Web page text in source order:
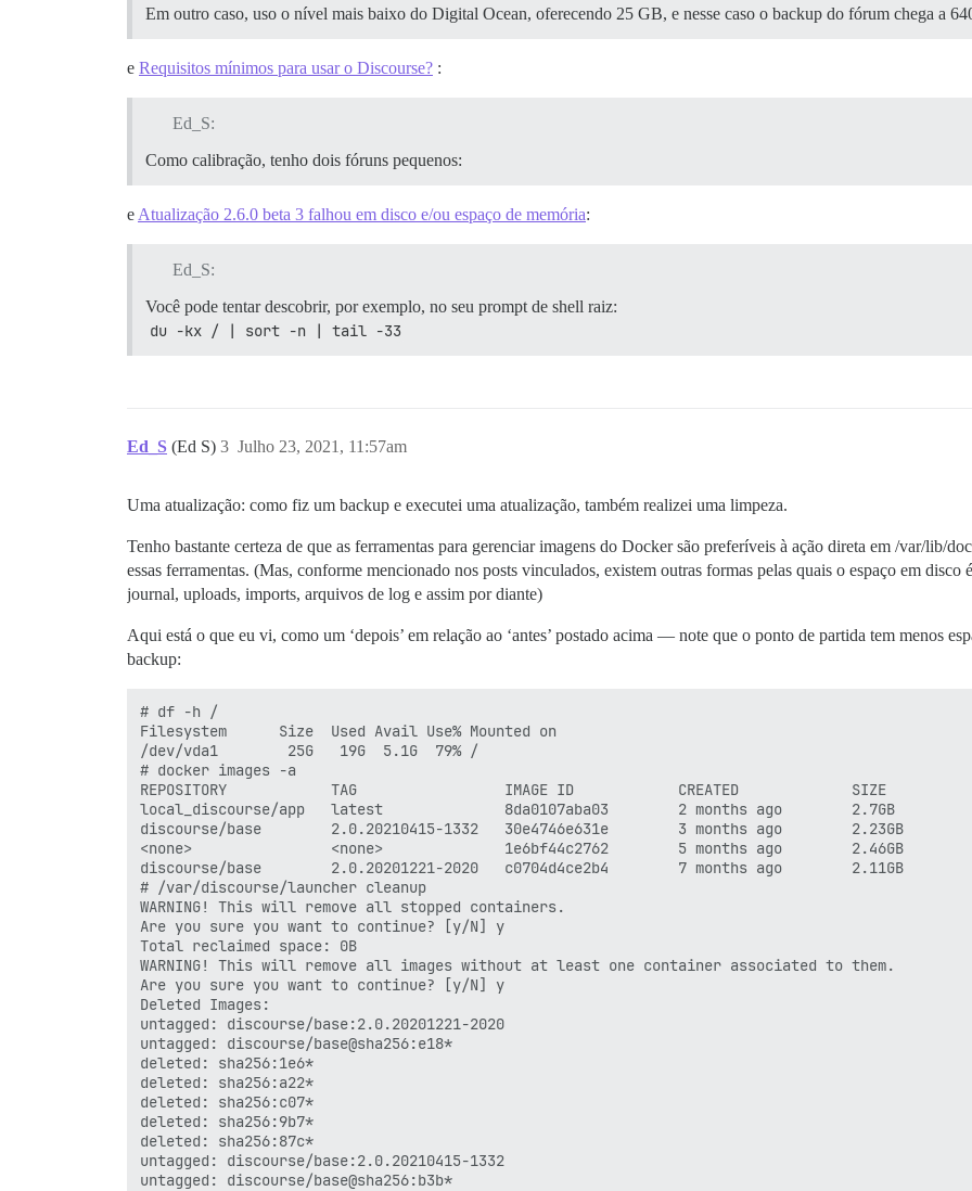
11G	total
# docker system df
Containers          1                   1                   1.059GB             0B (0%)
Build Cache         0                   0                   0B                  0B
Em outro caso, uso o nível mais baixo do Digital Ocean, oferecendo 25 GB, e nesse caso o backup do fórum chega a
e Requisitos mínimos para usar o Discourse? :
Ed_S:
Como calibração, tenho dois fóruns pequenos:
e Atualização 2.6.0 beta 3 falhou em disco e/ou espaço de memória:
Ed_S:
Você pode tentar descobrir, por exemplo, no seu prompt de shell raiz:
du -kx / | sort -n | tail -33
Ed_S (Ed S) Julho 23, 2021, 11:57am
3
Uma atualização: como fiz um backup e executei uma atualização, também realizei uma limpeza.
Tenho bastante certeza de que as ferramentas para gerenciar imagens do Docker são preferíveis à ação direta em /var/lib/
essas ferramentas. (Mas, conforme mencionado nos posts vinculados, existem outras formas pelas quais o espaço em
journal, uploads, imports, arquivos de log e assim por diante)
Aqui está o que eu vi, como um ‘depois’ em relação ao ‘antes’ postado acima — note que o ponto de partida tem menos
backup:
# df -h /
Filesystem      Size  Used Avail Use% Mounted on
/dev/vda1        25G   19G  5.1G  79% /
# docker images -a
REPOSITORY            TAG                 IMAGE ID            CREATED             SIZE
local_discourse/app   latest              8da0107aba03        2 months ago        2.7GB
discourse/base        2.0.20210415-1332   30e4746e631e        3 months ago        2.23GB
<none>                <none>              1e6bf44c2762        5 months ago        2.46GB
discourse/base        2.0.20201221-2020   c0704d4ce2b4        7 months ago        2.11GB
# /var/discourse/launcher cleanup
WARNING! This will remove all stopped containers.
Are you sure you want to continue? [y/N] y
Total reclaimed space: 0B
WARNING! This will remove all images without at least one container associated to them.
Are you sure you want to continue? [y/N] y
Deleted Images:
untagged: discourse/base:2.0.20201221-2020
untagged: discourse/base@sha256:e18*
deleted: sha256:1e6*
deleted: sha256:a22*
deleted: sha256:c07*
deleted: sha256:9b7*
deleted: sha256:87c*
untagged: discourse/base:2.0.20210415-1332
untagged: discourse/base@sha256:b3b*